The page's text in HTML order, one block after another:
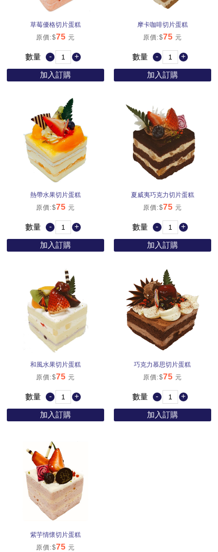
草莓優格切片蛋糕
原價:$75 元
數量 - +
加入訂購
摩卡咖啡切片蛋糕
原價:$75 元
數量 - +
加入訂購
熱帶水果切片蛋糕
原價:$75 元
數量 - +
加入訂購
夏威夷巧克力切片蛋糕
原價:$75 元
數量 - +
加入訂購
和風水果切片蛋糕
原價:$75 元
數量 - +
加入訂購
巧克力慕思切片蛋糕
原價:$75 元
數量 - +
加入訂購
紫芋情懷切片蛋糕
原價:$75 元